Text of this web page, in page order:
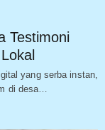
Testimoni
yang serba instan,
di desa…